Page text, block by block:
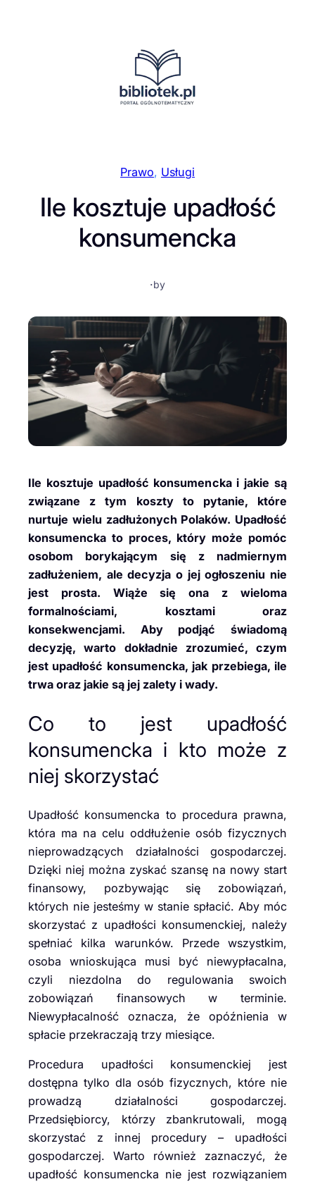
Prawo, Usługi
Ile kosztuje upadłość
konsumencka
·by
Ile kosztuje upadłość konsumencka i jakie są
związane z tym koszty to pytanie, które
nurtuje wielu zadłużonych Polaków. Upadłość
konsumencka to proces, który może pomóc
osobom borykającym się z nadmiernym
zadłużeniem, ale decyzja o jej ogłoszeniu nie
jest prosta. Wiąże się ona z wieloma
formalnościami, kosztami oraz
konsekwencjami. Aby podjąć świadomą
decyzję, warto dokładnie zrozumieć, czym
jest upadłość konsumencka, jak przebiega, ile
trwa oraz jakie są jej zalety i wady.
Co to jest upadłość
konsumencka i kto może z
niej skorzystać
Upadłość konsumencka to procedura prawna,
która ma na celu oddłużenie osób fizycznych
nieprowadzących działalności gospodarczej.
Dzięki niej można zyskać szansę na nowy start
finansowy, pozbywając się zobowiązań,
których nie jesteśmy w stanie spłacić. Aby móc
skorzystać z upadłości konsumenckiej, należy
spełniać kilka warunków. Przede wszystkim,
osoba wnioskująca musi być niewypłacalna,
czyli niezdolna do regulowania swoich
zobowiązań finansowych w terminie.
Niewypłacalność oznacza, że opóźnienia w
spłacie przekraczają trzy miesiące.
Procedura upadłości konsumenckiej jest
dostępna tylko dla osób fizycznych, które nie
prowadzą działalności gospodarczej.
Przedsiębiorcy, którzy zbankrutowali, mogą
skorzystać z innej procedury – upadłości
gospodarczej. Warto również zaznaczyć, że
upadłość konsumencka nie jest rozwiązaniem